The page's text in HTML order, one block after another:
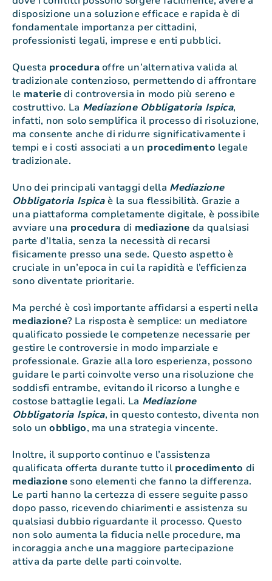
disposizione una soluzione efficace e rapida è di
fondamentale importanza per cittadini,
professionisti legali, imprese e enti pubblici.
Questa proceduraoffre un’alternativa valida al
tradizionale contenzioso, permettendo di affrontare
le materiedi controversia in modo più sereno e
costruttivo. La Mediazione Obbligatoria Ispica,
infatti, non solo semplifica il processo di risoluzione,
ma consente anche di ridurre significativamente i
tempi e i costi associati a un procedimento legale
tradizionale.
Uno dei principali vantaggi della Mediazione
Obbligatoria Ispicaè la sua flessibilità. Grazie a
una piattaforma completamente digitale, è possibile
avviare una procedura di mediazione da qualsiasi
parte d’Italia, senza la necessità di recarsi
fisicamente presso una sede. Questo aspetto è
cruciale in un’epoca in cui la rapidità e l’efficienza
sono diventate prioritarie.
Ma perché è così importante affidarsi a esperti nella
mediazione? La risposta è semplice: un mediatore
qualificato possiede le competenze necessarie per
gestire le controversie in modo imparziale e
professionale. Grazie alla loro esperienza, possono
guidare le parti coinvolte verso una risoluzione che
soddisfi entrambe, evitando il ricorso a lunghe e
costose battaglie legali. La Mediazione
Obbligatoria Ispica, in questo contesto, diventa non
solo unobbligo, ma una strategia vincente.
Inoltre, il supporto continuo e l’assistenza
qualificata offerta durante tutto il procedimento di
mediazione sono elementi che fanno la differenza.
Le parti hanno la certezza di essere seguite passo
dopo passo, ricevendo chiarimenti e assistenza su
qualsiasi dubbio riguardante il processo. Questo
non solo aumenta la fiducia nelle procedure, ma
incoraggia anche una maggiore partecipazione
attiva da parte delle parti coinvolte.